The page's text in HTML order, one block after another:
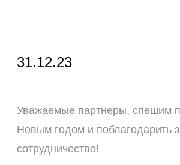
31.12.23
Уважаемые партнеры, спешим
Новым годом и поблагодарить
сотрудничество!